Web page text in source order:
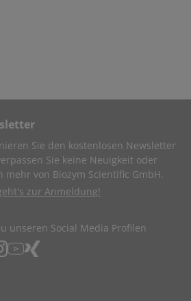
Sie den kostenlosen Newsletter
Sie keine Neuigkeit oder
mehr von Biozym Scientific GmbH.
zur Anmeldung!
unseren Social Media Profilen